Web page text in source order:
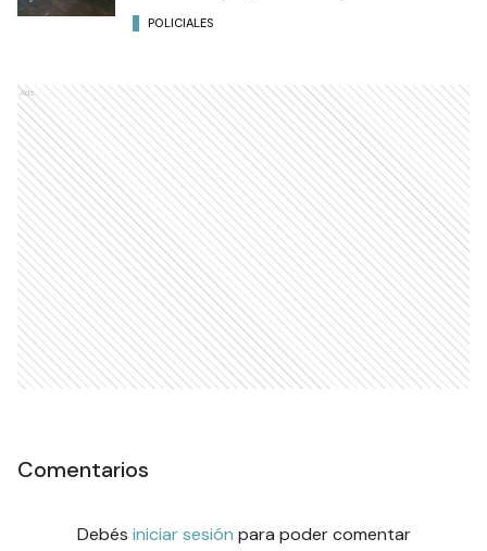
POLICIALES
Ads
Comentarios
Debés iniciar sesión para poder comentar